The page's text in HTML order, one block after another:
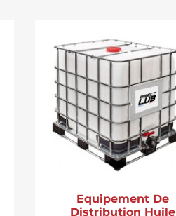
Equipement De
Distribution Huile